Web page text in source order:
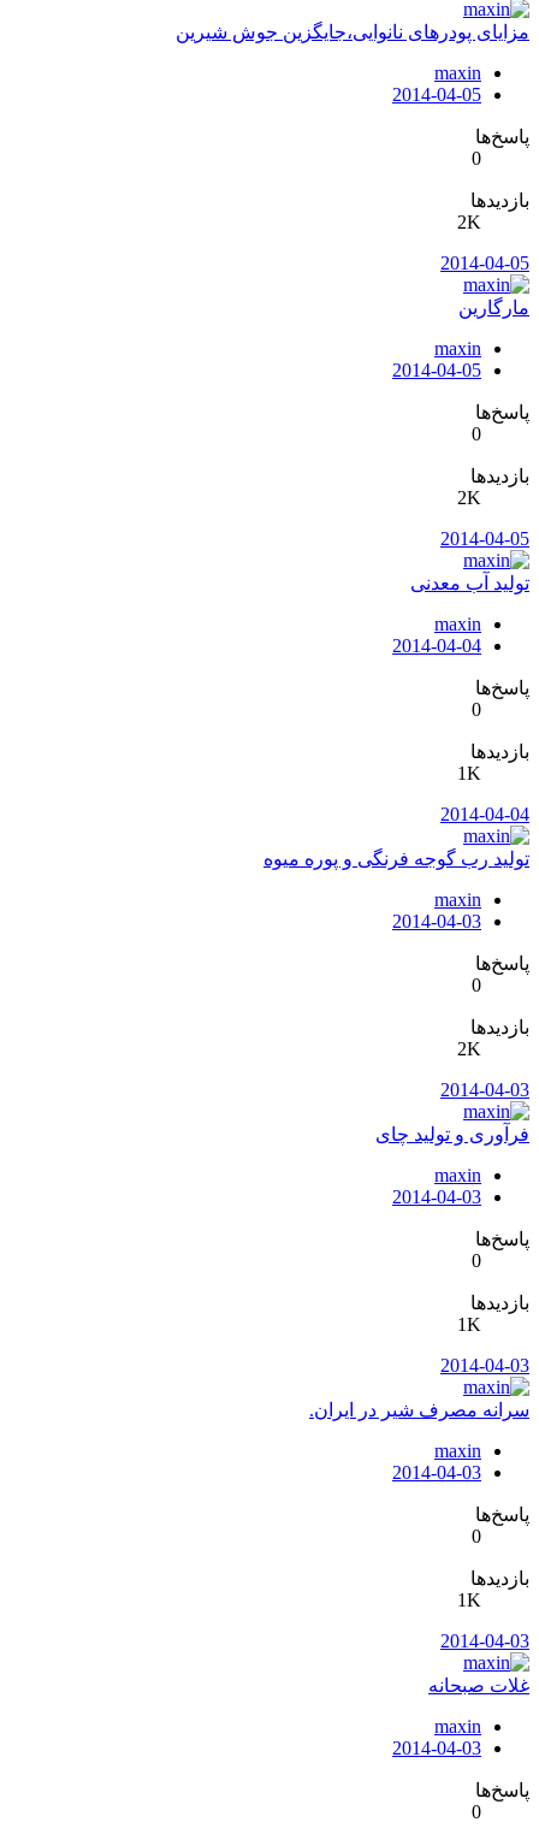
مزایای پودرهای نانوایی،جایگزین جوش شیرین
maxin
2014-04-05
پاسخ‌ها
0
بازدیدها
2K
2014-04-05
مارگارین
maxin
2014-04-05
پاسخ‌ها
0
بازدیدها
2K
2014-04-05
تولید آب معدنی
maxin
2014-04-04
پاسخ‌ها
0
بازدیدها
1K
2014-04-04
تولید رب گوجه فرنگی و پوره میوه
maxin
2014-04-03
پاسخ‌ها
0
بازدیدها
2K
2014-04-03
فرآوری و تولید چای
maxin
2014-04-03
پاسخ‌ها
0
بازدیدها
1K
2014-04-03
سرانه مصرف شیر در ایران.
maxin
2014-04-03
پاسخ‌ها
0
بازدیدها
1K
2014-04-03
غلات صبحانه
maxin
2014-04-03
پاسخ‌ها
0